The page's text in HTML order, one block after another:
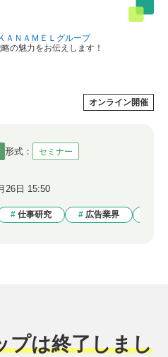
ＡＮＡＭＥＬグループ
の魅力をお伝えします！
オンライン開催
形式： セミナー
26日 15:50
仕事研究 広告業界
プは終了しまし